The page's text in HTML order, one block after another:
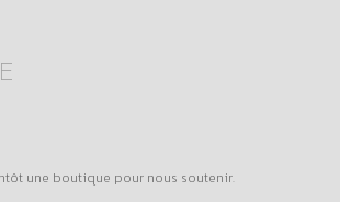
une boutique pour nous soutenir.